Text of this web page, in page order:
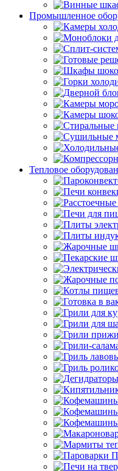
Промышленное
Тепловое